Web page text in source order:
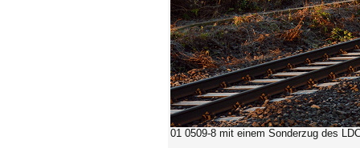
01 0509-8 mit einem Sonderzug des